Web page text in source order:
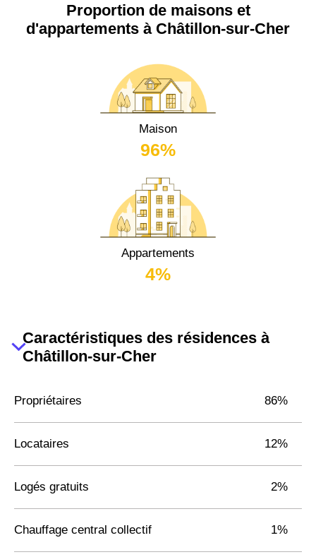
Proportion de maisons et
d'appartements à Châtillon-sur-Cher
Maison
96%
Appartements
4%
Caractéristiques des résidences à
Châtillon-sur-Cher
Propriétaires 86%
Locataires 12%
Logés gratuits 2%
Chauffage central collectif 1%